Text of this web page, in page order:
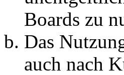
Boards zu
Das
auch nach